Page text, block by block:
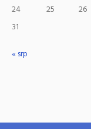
24
25 26
31
« srp